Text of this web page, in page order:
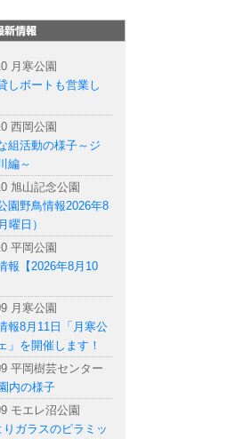
月寒公園
しボートも営業し
西岡公園
組活動の様子～ジ
編～
旭山記念公園
園野鳥情報2026年8
曜日）
平岡公園
報【2026年8月10
月寒公園
報8月11日「月寒公
」を開催します！
平岡樹芸センター
内の様子
モエレ沼公園
りガラスのピラミッ